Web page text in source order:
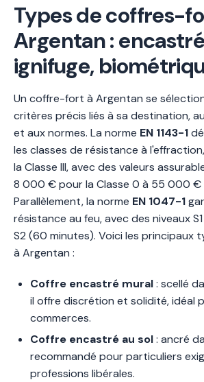
Types de coffres-
Argentan :
ignifuge,
Un coffre-fort à Argentan se
critères précis liés à sa destination,
et aux normes. La norme EN 1143-1
les classes de résistance à
la Classe III, avec des valeurs
8 000 € pour la Classe 0 à 55 000 €
Parallèlement, la norme EN 1047-1
résistance au feu, avec des niveaux
S2 (60 minutes). Voici les principaux
à Argentan :
Coffre encastré mural: scellé
il offre discrétion et solidité, idéal
commerces.
Coffre encastré au sol: ancré
recommandé pour particuliers
professions libérales.